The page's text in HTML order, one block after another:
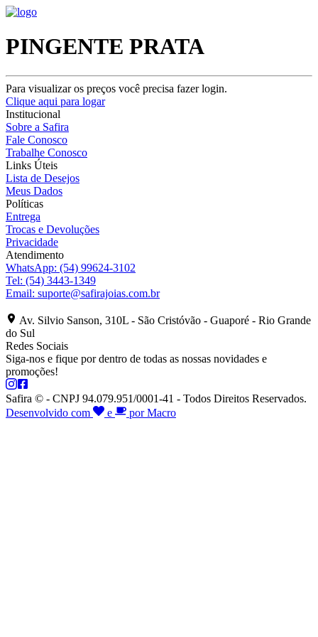
PINGENTE PRATA
Para visualizar os preços você precisa fazer login.
Clique aqui para logar
Institucional
Sobre a Safira
Fale Conosco
Trabalhe Conosco
Links Úteis
Lista de Desejos
Meus Dados
Políticas
Entrega
Trocas e Devoluções
Privacidade
Atendimento
WhatsApp: (54) 99624-3102
Tel: (54) 3443-1349
Email: suporte@safirajoias.com.br
Av. Silvio Sanson, 310L - São Cristóvão - Guaporé - Rio Grande
do Sul
Redes Sociais
Siga-nos e fique por dentro de todas as nossas novidades e
promoções!
Safira © - CNPJ 94.079.951/0001-41 - Todos Direitos Reservados.
Desenvolvido com
e por Macro